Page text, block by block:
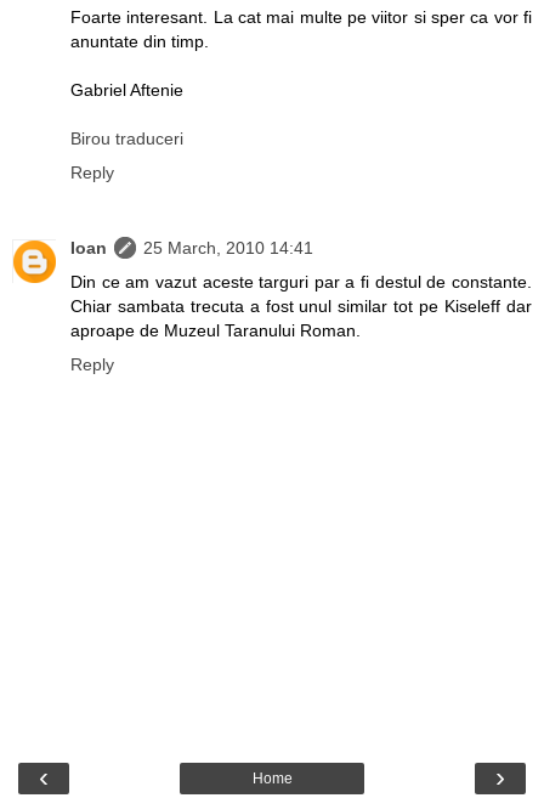
Foarte interesant. La cat mai multe pe viitor si sper ca vor fi
anuntate din timp.
Gabriel Aftenie
Birou traduceri
Reply
Ioan
25 March, 2010 14:41
Din ce am vazut aceste targuri par a fi destul de constante.
Chiar sambata trecuta a fost unul similar tot pe Kiseleff dar
aproape de Muzeul Taranului Roman.
Reply
‹ ›
Home